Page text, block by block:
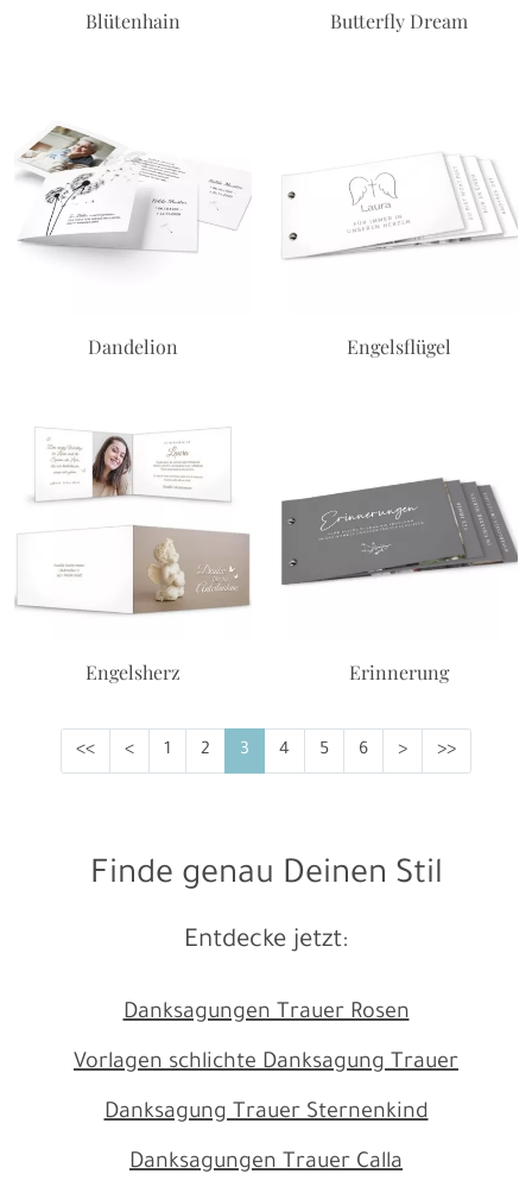
Blütenhain Butterfly Dream
Dandelion Engelsflügel
Engelsherz Erinnerung
<< < 1 2 3 4 5 6 > >>
Finde genau Deinen Stil
Entdecke jetzt:
Danksagungen Trauer Rosen
Vorlagen schlichte Danksagung Trauer
Danksagung Trauer Sternenkind
Danksagungen Trauer Calla